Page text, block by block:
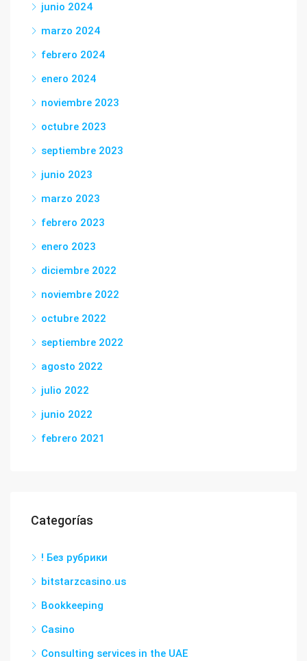
junio 2024
marzo 2024
febrero 2024
enero 2024
noviembre 2023
octubre 2023
septiembre 2023
junio 2023
marzo 2023
febrero 2023
enero 2023
diciembre 2022
noviembre 2022
octubre 2022
septiembre 2022
agosto 2022
julio 2022
junio 2022
febrero 2021
Categorías
! Без рубрики
bitstarzcasino.us
Bookkeeping
Casino
Consulting services in the UAE